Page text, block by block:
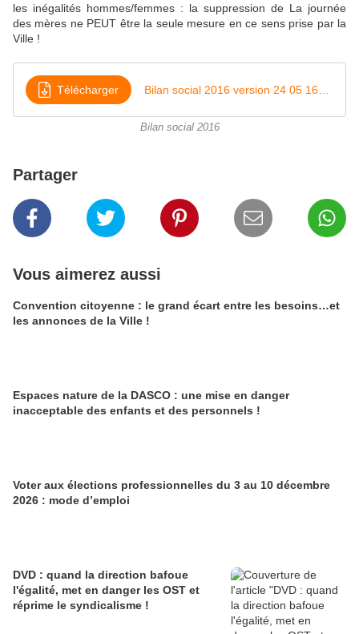
les inégalités hommes/femmes : la suppression de La journée
des mères ne PEUT être la seule mesure en ce sens prise par la
Ville !
Télécharger
Bilan social 2016
Partager
Vous aimerez aussi
Convention citoyenne : le grand écart entre les besoins…et
les annonces de la Ville !
Espaces nature de la DASCO : une mise en danger
inacceptable des enfants et des personnels !
Voter aux élections professionnelles du 3 au 10 décembre
2026 : mode d’emploi
DVD : quand la direction bafoue
l'égalité, met en danger les OST et
réprime le syndicalisme !